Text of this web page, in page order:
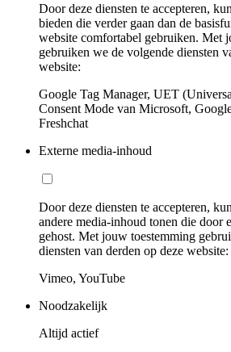
Door deze diensten te accepteren,
bieden die verder gaan dan de
website comfortabel gebruiken. Met
gebruiken we de volgende diensten
website:
Google Tag Manager, UET
Consent Mode van Microsoft,
Freshchat
Externe media-inhoud
Door deze diensten te accepteren,
andere media-inhoud tonen die door
gehost. Met jouw toestemming
diensten van derden op deze website:
Vimeo, YouTube
Noodzakelijk
Altijd actief